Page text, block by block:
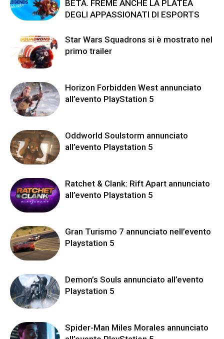
BETA. FREME ANCHE LA PLATEA
DEGLI APPASSIONATI DI ESPORTS
Star Wars Squadrons si è mostrato nel
primo trailer
Horizon Forbidden West annunciato
all’evento PlayStation 5
Oddworld Soulstorm annunciato
all’evento Playstation 5
Ratchet & Clank: Rift Apart annunciato
all’evento Playstation 5
Gran Turismo 7 annunciato nell’evento
Playstation 5
Demon’s Souls annunciato all’evento
Playstation 5
Spider-Man Miles Morales annunciato